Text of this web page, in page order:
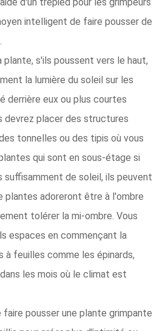
d'un trépied pour les grimpeurs
intelligent de faire pousser de
plante, s'ils poussent vers le haut,
la lumière du soleil sur les
derrière eux ou plus courtes
devrez placer des structures
tonnelles ou des tipis où vous
qui sont en sous-étage si
suffisamment de soleil, ils peuvent
plantes adoreront être à l'ombre
tolérer la mi-ombre. Vous
espaces en commençant la
à feuilles comme les épinards,
les mois où le climat est
faire pousser une plante grimpante